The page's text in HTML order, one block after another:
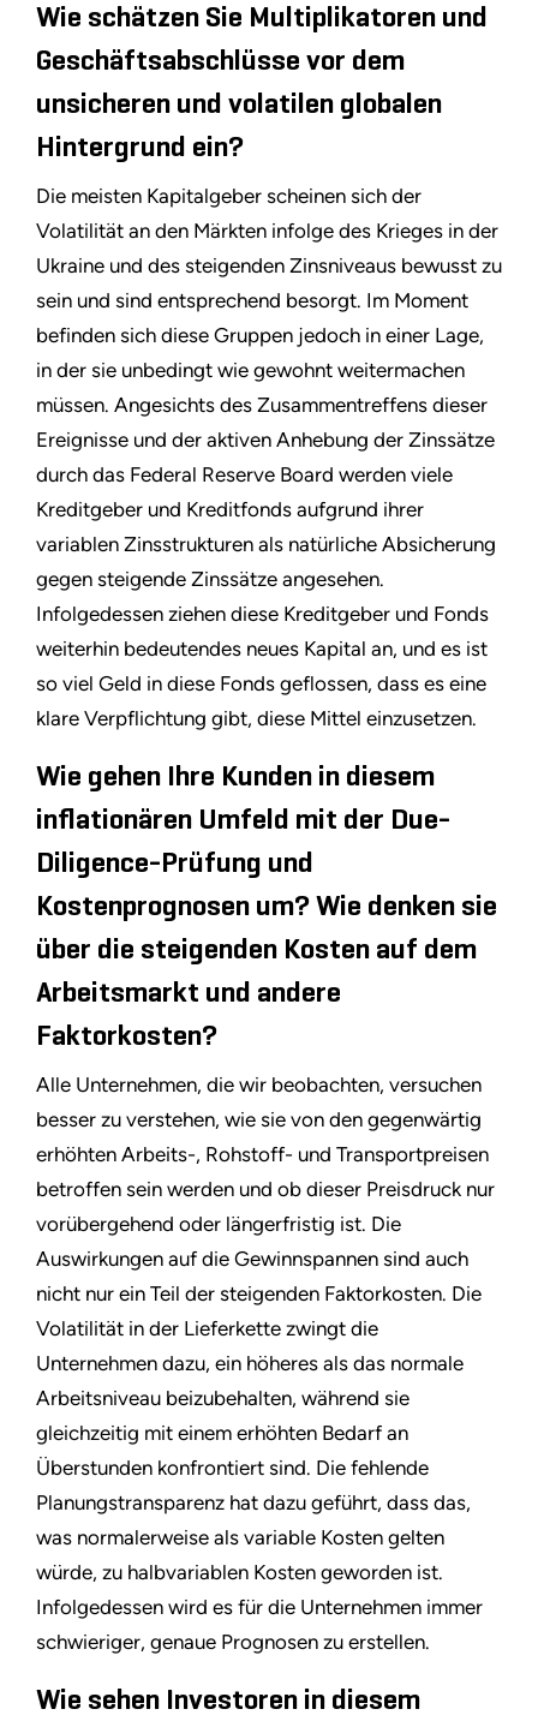
Wie schätzen Sie Multiplikatoren und
Geschäftsabschlüsse vor dem
unsicheren und volatilen globalen
Hintergrund ein?
Die meisten Kapitalgeber scheinen sich der
Volatilität an den Märkten infolge des Krieges in der
Ukraine und des steigenden Zinsniveaus bewusst zu
sein und sind entsprechend besorgt. Im Moment
befinden sich diese Gruppen jedoch in einer Lage,
in der sie unbedingt wie gewohnt weitermachen
müssen. Angesichts des Zusammentreffens dieser
Ereignisse und der aktiven Anhebung der Zinssätze
durch das Federal Reserve Board werden viele
Kreditgeber und Kreditfonds aufgrund ihrer
variablen Zinsstrukturen als natürliche Absicherung
gegen steigende Zinssätze angesehen.
Infolgedessen ziehen diese Kreditgeber und Fonds
weiterhin bedeutendes neues Kapital an, und es ist
so viel Geld in diese Fonds geflossen, dass es eine
klare Verpflichtung gibt, diese Mittel einzusetzen.
Wie gehen Ihre Kunden in diesem
inflationären Umfeld mit der Due-
Diligence-Prüfung und
Kostenprognosen um? Wie denken sie
über die steigenden Kosten auf dem
Arbeitsmarkt und andere
Faktorkosten?
Alle Unternehmen, die wir beobachten, versuchen
besser zu verstehen, wie sie von den gegenwärtig
erhöhten Arbeits-, Rohstoff- und Transportpreisen
betroffen sein werden und ob dieser Preisdruck nur
vorübergehend oder längerfristig ist. Die
Auswirkungen auf die Gewinnspannen sind auch
nicht nur ein Teil der steigenden Faktorkosten. Die
Volatilität in der Lieferkette zwingt die
Unternehmen dazu, ein höheres als das normale
Arbeitsniveau beizubehalten, während sie
gleichzeitig mit einem erhöhten Bedarf an
Überstunden konfrontiert sind. Die fehlende
Planungstransparenz hat dazu geführt, dass das,
was normalerweise als variable Kosten gelten
würde, zu halbvariablen Kosten geworden ist.
Infolgedessen wird es für die Unternehmen immer
schwieriger, genaue Prognosen zu erstellen.
Wie sehen Investoren in diesem